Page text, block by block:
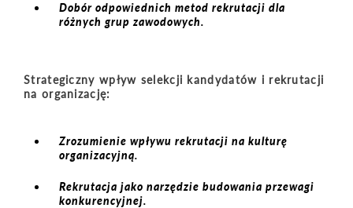
Dobór odpowiednich metod rekrutacji dla
różnych grup zawodowych.
Strategiczny wpływ selekcji kandydatów i rekrutacji
na organizację:
Zrozumienie wpływu rekrutacji na kulturę
organizacyjną.
Rekrutacja jako narzędzie budowania przewagi
konkurencyjnej.